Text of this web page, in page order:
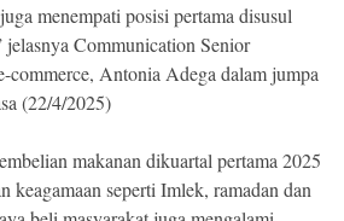
menempati posisi pertama disusul
jelasnya Communication Senior
commerce, Antonia Adega dalam jumpa
(22/4/2025)
makanan dikuartal pertama 2025
keagamaan seperti Imlek, ramadan dan